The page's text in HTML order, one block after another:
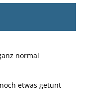
normal
etwas getunt